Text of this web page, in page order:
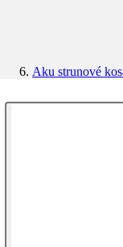
Aku strunové